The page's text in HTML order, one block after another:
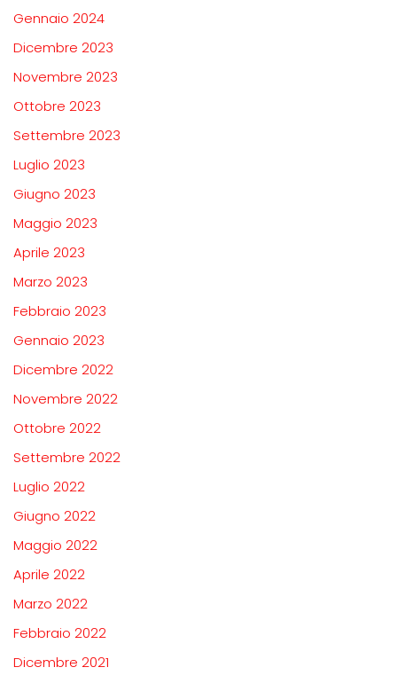
Gennaio 2024
Dicembre 2023
Novembre 2023
Ottobre 2023
Settembre 2023
Luglio 2023
Giugno 2023
Maggio 2023
Aprile 2023
Marzo 2023
Febbraio 2023
Gennaio 2023
Dicembre 2022
Novembre 2022
Ottobre 2022
Settembre 2022
Luglio 2022
Giugno 2022
Maggio 2022
Aprile 2022
Marzo 2022
Febbraio 2022
Dicembre 2021